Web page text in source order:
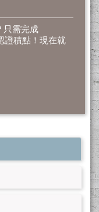
只需完成
證積點！現在就